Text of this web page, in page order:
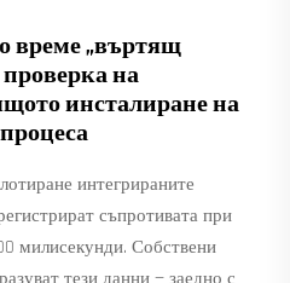
време „въртящ
на
инсталиране на
интегрираните
съпротивата при
милисекунди. Собствени